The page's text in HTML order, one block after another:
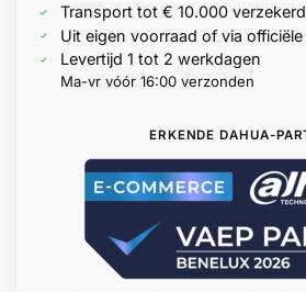
Transport tot € 10.000 verzekerd
Uit eigen voorraad of via
Levertijd 1 tot 2 werkdagen
Ma-vr vóór 16:00 verzonden
ERKENDE DAHUA-